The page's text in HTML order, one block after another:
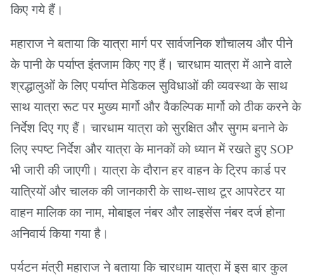
किए गये हैं।
महाराज ने बताया कि यात्रा मार्ग पर सार्वजनिक शौचालय और पीने
के पानी के पर्याप्त इंतजाम किए गए हैं। चारधाम यात्रा में आने वाले
श्रद्धालुओं के लिए पर्याप्त मेडिकल सुविधाओं की व्यवस्था के साथ
साथ यात्रा रूट पर मुख्य मार्गो और वैकल्पिक मार्गो को ठीक करने के
निर्देश दिए गए हैं। चारधाम यात्रा को सुरक्षित और सुगम बनाने के
लिए स्पष्ट निर्देश और यात्रा के मानकों को ध्यान में रखते हुए SOP
भी जारी की जाएगी। यात्रा के दौरान हर वाहन के ट्रिप कार्ड पर
यात्रियों और चालक की जानकारी के साथ-साथ टूर आपरेटर या
वाहन मालिक का नाम, मोबाइल नंबर और लाइसेंस नंबर दर्ज होना
अनिवार्य किया गया है।
पर्यटन मंत्री महाराज ने बताया कि चारधाम यात्रा में इस बार कुल